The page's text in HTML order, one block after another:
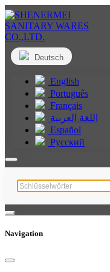
Deutsch
English
Português
Français
اللغة العربية
Español
Русский
Navigation